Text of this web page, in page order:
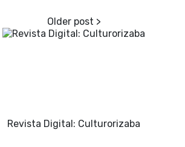
Revista Digital: Culturorizaba